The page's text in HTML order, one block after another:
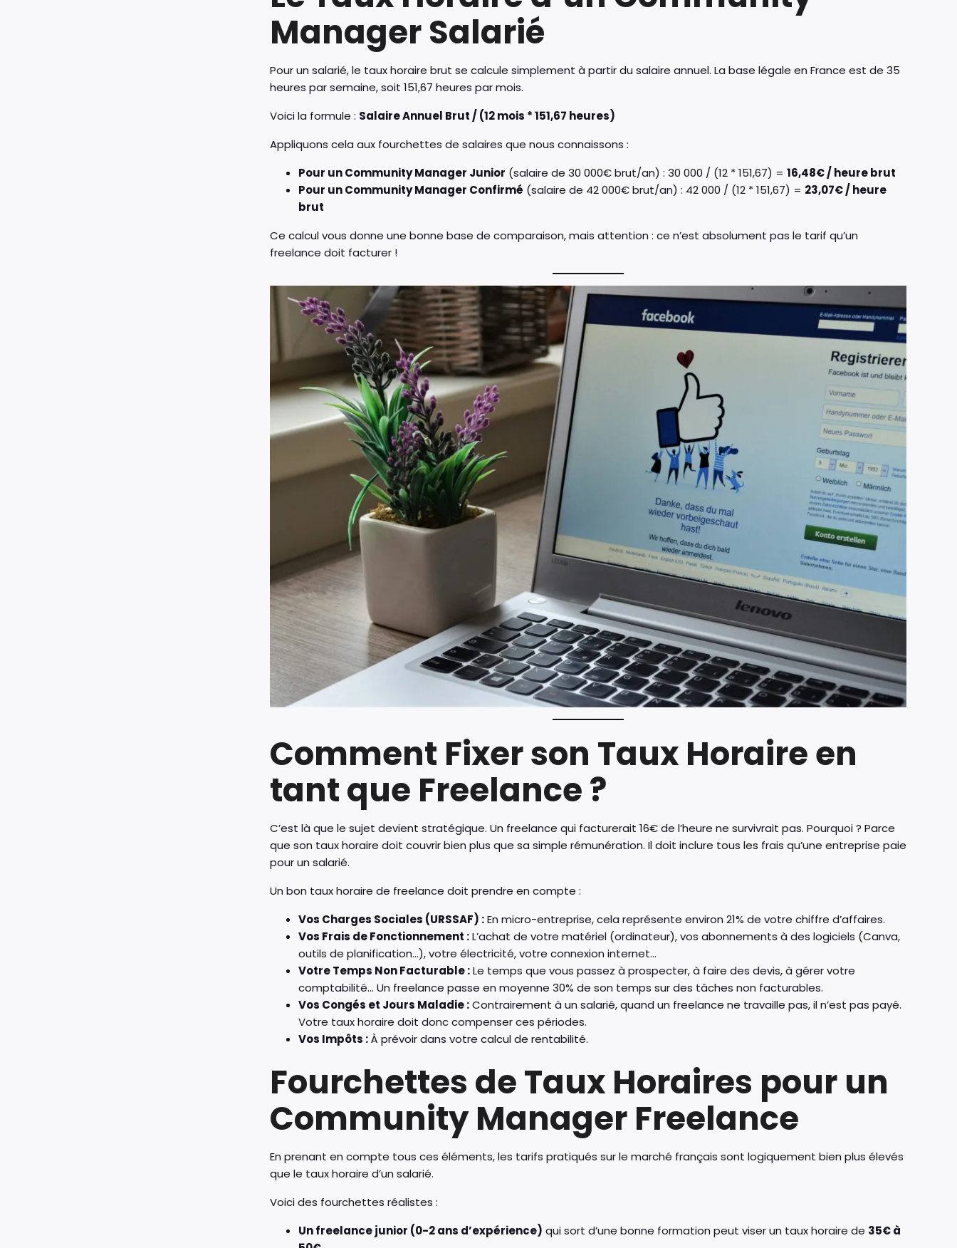
Manager Salarié
Pour un salarié, le taux horaire brut se calcule simplement à partir du salaire annuel. La base légale en France est de 35
heures par semaine, soit 151,67 heures par mois.
Voici la formule : Salaire Annuel Brut / (12 mois * 151,67 heures)
Appliquons cela aux fourchettes de salaires que nous connaissons :
Pour un Community Manager Junior (salaire de 30 000€ brut/an) : 30 000 / (12 * 151,67) = 16,48€ / heure brut
Pour un Community Manager Confirmé (salaire de 42 000€ brut/an) : 42 000 / (12 * 151,67) = 23,07€ / heure
brut
Ce calcul vous donne une bonne base de comparaison, mais attention : ce n’est absolument pas le tarif qu’un
freelance doit facturer !
Comment Fixer son Taux Horaire en
tant que Freelance ?
C’est là que le sujet devient stratégique. Un freelance qui facturerait 16€ de l’heure ne survivrait pas. Pourquoi ? Parce
que son taux horaire doit couvrir bien plus que sa simple rémunération. Il doit inclure tous les frais qu’une entreprise paie
pour un salarié.
Un bon taux horaire de freelance doit prendre en compte :
Vos Charges Sociales (URSSAF) :En micro-entreprise, cela représente environ 21% de votre chiffre d’affaires.
Vos Frais de Fonctionnement :L’achat de votre matériel (ordinateur), vos abonnements à des logiciels (Canva,
outils de planification…), votre électricité, votre connexion internet…
Votre Temps Non Facturable :Le temps que vous passez à prospecter, à faire des devis, à gérer votre
comptabilité… Un freelance passe en moyenne 30% de son temps sur des tâches non facturables.
Vos Congés et Jours Maladie :Contrairement à un salarié, quand un freelance ne travaille pas, il n’est pas payé.
Votre taux horaire doit donc compenser ces périodes.
Vos Impôts :À prévoir dans votre calcul de rentabilité.
Fourchettes de Taux Horaires pour un
Community Manager Freelance
En prenant en compte tous ces éléments, les tarifs pratiqués sur le marché français sont logiquement bien plus élevés
que le taux horaire d’un salarié.
Voici des fourchettes réalistes :
Un freelance junior (0-2 ans d’expérience) qui sort d’une bonne formation peut viser un taux horaire de 35€ à